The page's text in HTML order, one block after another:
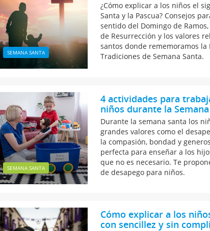
SEMANA SANTA
¿Cómo explicar a los niños el
Santa y la Pascua? Consejos
sentido del Domingo de
de Resurrección y los valores
santos donde rememoramos la
Tradiciones de Semana Santa.
SEMANA SANTA
4 actividades para
niños durante la
Durante la semana santa los
grandes valores como el
la compasión, bondad y
perfecta para enseñar a los
que no es necesario. Te
de desapego para niños.
Cómo explicar a los
con sencillez y sin